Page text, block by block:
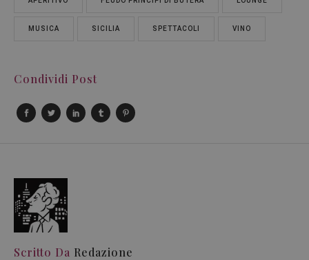
MUSICA SICILIA SPETTACOLI VINO
Condividi Post
Scritto Da Redazione